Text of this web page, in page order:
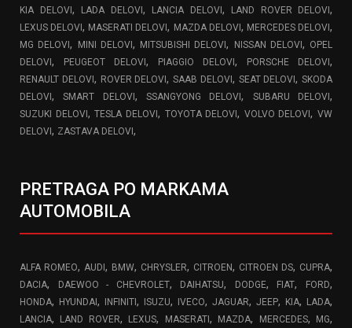
KIA DELOVI , LADA DELOVI , LANCIA DELOVI , LAND ROVER DELOVI ,
LEXUS DELOVI, MASERATI DELOVI, MAZDA DELOVI , MERCEDES DELOVI,
MG DELOVI, MINI DELOVI , MITSUBISHI DELOVI, NISSAN DELOVI , OPEL
DELOVI , PEUGEOT DELOVI , PIAGGIO DELOVI , PORSCHE DELOVI ,
RENAULT DELOVI , ROVER DELOVI, SAAB DELOVI , SEAT DELOVI, SKODA
DELOVI ,SMART DELOVI ,SSANGYONG DELOVI, SUBARU DELOVI,
SUZUKI DELOVI ,TESLA DELOVI , TOYOTA DELOVI, VOLVO DELOVI, VW
DELOVI , ZASTAVA DELOVI ,
PRETRAGA PO MARKAMA
AUTOMOBILA
ALFA ROMEO, AUDI , BMW, CHRYSLER, CITROEN, CITROEN DS, CUPRA,
DACIA, DAEWOO - CHEVROLET, DAIHATSU, DODGE, FIAT, FORD,
HONDA, HYUNDAI , INFINITI , ISUZU, IVECO, JAGUAR, JEEP, KIA, LADA,
LANCIA, LAND ROVER, LEXUS, MASERATI , MAZDA, MERCEDES, MG,